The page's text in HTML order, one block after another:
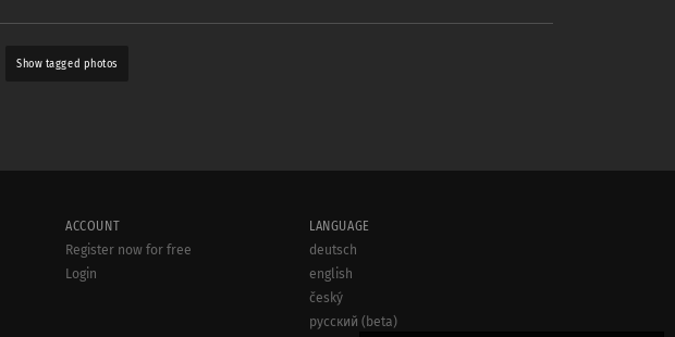
Show tagged photos
ACCOUNT
Register now for free
Login
LANGUAGE
deutsch
english
český
русский (beta)